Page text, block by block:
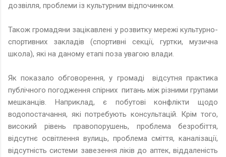
дозвілля, проблеми із культурним відпочинком.
Також громадяни зацікавлені у розвитку мережі культурно-
спортивних закладів (спортивні секції, гуртки, музична
школа), які на даному етапі поза увагою влади.
Як показало обговорення, у громаді відсутня практика
публічного погодження спірних питань між різними групами
мешканців. Наприклад, є побутові конфлікти щодо
водопостачання, які потребують консультацій. Крім того,
високий рівень правопорушень, проблема безробіття,
відсутнє освітлення вулиць, проблема сміття, каналізації,
відсутність системи завезення ліків до аптек, віддаленість